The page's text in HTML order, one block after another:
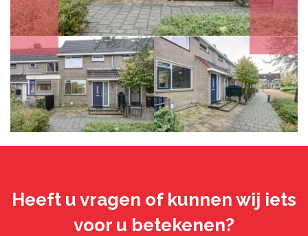
Heeft u vragen of kunnen wij iets
voor u betekenen?